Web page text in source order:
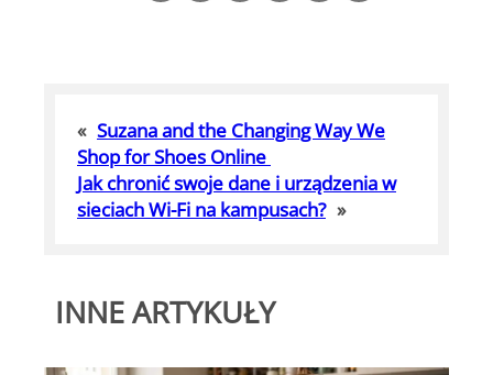
« Suzana and the Changing Way We
Shop for Shoes Online
Jak chronić swoje dane i urządzenia w
sieciach Wi-Fi na kampusach? »
INNE ARTYKUŁY